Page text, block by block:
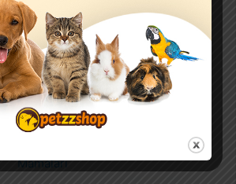
Mamaları